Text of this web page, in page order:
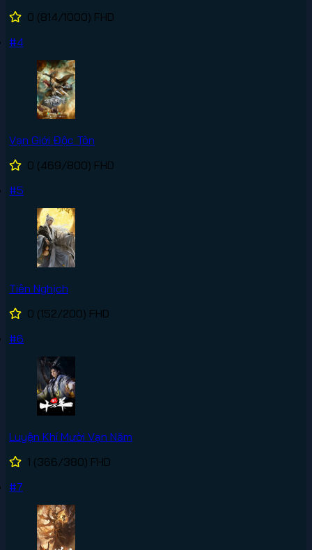
0 (814/1000) FHD
#4
Vạn Giới Độc Tôn
0 (469/800) FHD
#5
Tiên Nghịch
0 (152/200) FHD
#6
Luyện Khí Mười Vạn Năm
1 (366/380) FHD
#7